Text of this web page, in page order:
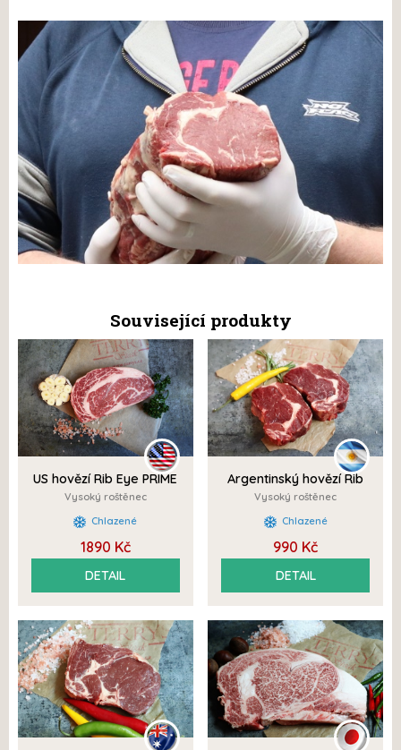
Související produkty
US hovězí Rib Eye PRIME
quality
Vysoký roštěnec
Chlazené
1890 Kč
DETAIL
Argentinský hovězí Rib
Eye
Vysoký roštěnec
Chlazené
990 Kč
DETAIL